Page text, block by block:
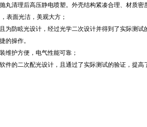
清理后高压静电喷塑。外壳结构紧凑合理、材质密
表面光洁，美观大方；
防眩光设计，经过光学二次设计并得到了实际测试
的操作。
维护方便，电气性能可靠；
的二次配光设计，且通过了实际测试的验证，提高